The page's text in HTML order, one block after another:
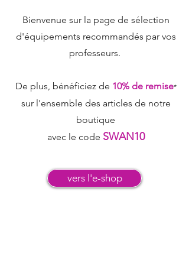
Bienvenue sur la page de sélection
d'équipements recommandés par vos
professeurs.
De plus, bénéficiez de 10% de remise*
sur l'ensemble des articles de notre
boutique
avec le code SWAN10
vers l'e-shop